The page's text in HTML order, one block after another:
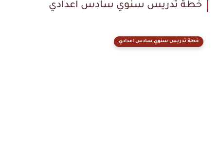
خطة تدريس سنوي سادس اعدادي
خطة تدريس سنوي سادس اعدادي